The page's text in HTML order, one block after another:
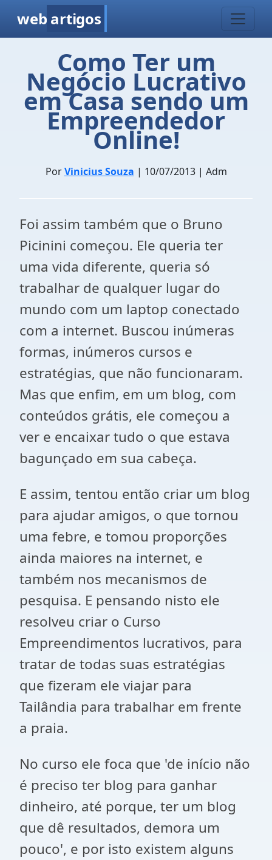
web artigos
Como Ter um
Negócio Lucrativo
em Casa sendo um
Empreendedor
Online!
PorVinicius Souza | 10/07/2013 | Adm
Foi assim também que o Bruno
Picinini começou. Ele queria ter
uma vida diferente, queria só
trabalhar de qualquer lugar do
mundo com um laptop conectado
com a internet. Buscou inúmeras
formas, inúmeros cursos e
estratégias, que não funcionaram.
Mas que enfim, em um blog, com
conteúdos grátis, ele começou a
ver e encaixar tudo o que estava
bagunçado em sua cabeça.
E assim, tentou então criar um blog
para ajudar amigos, o que tornou
uma febre, e tomou proporções
ainda maiores na internet, e
também nos mecanismos de
pesquisa. E pensando nisto ele
resolveu criar o Curso
Empreendimentos lucrativos, para
tratar de todas suas estratégias
que fizeram ele viajar para
Tailândia para trabalhar em frente
a praia.
No curso ele foca que 'de início não
é preciso ter blog para ganhar
dinheiro, até porque, ter um blog
que dê resultados, demora um
pouco', e por isto existem alguns